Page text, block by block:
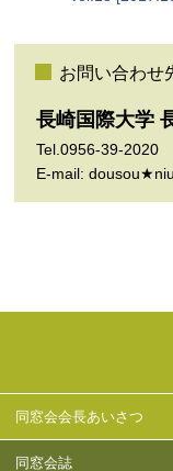
お問い合わせ
長崎国際大学
Tel.0956-39-2020
E-mail:
同窓会会長あいさつ
同窓会誌